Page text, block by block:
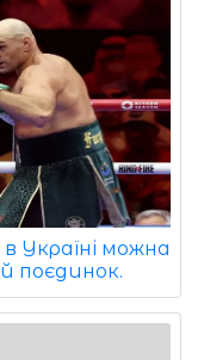
Україні можна
поєдинок.